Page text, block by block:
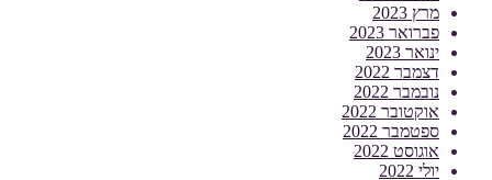
מרץ 2023
פברואר 2023
ינואר 2023
דצמבר 2022
נובמבר 2022
אוקטובר 2022
ספטמבר 2022
אוגוסט 2022
יולי 2022